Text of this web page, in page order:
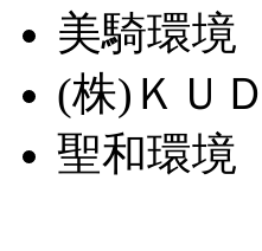
美騎環境
(株)ＫＵ
聖和環境